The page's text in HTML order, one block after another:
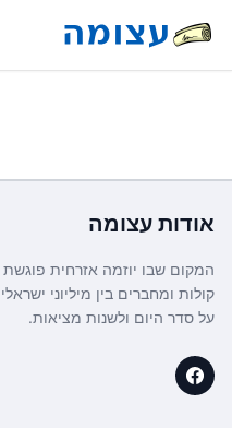
אודות עצומה
המקום שבו יוזמה אזרחית
קולות ומחברים בין מיליוני
על סדר היום ולשנות מציאות.